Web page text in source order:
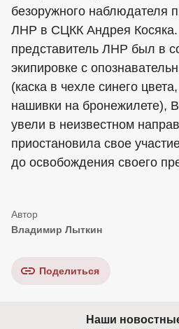
безоружного наблюдателя
ЛНР в СЦКК Андрея Косяка.
представитель ЛНР был в
экипировке с
(каска в чехле синего
нашивки на бронежилете),
увели в неизвестном
приостановила свое
до освобождения своего
Владимир Лыткин
Поделиться
Наши